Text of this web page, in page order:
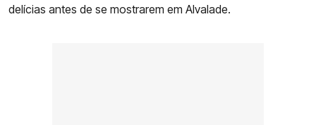
delícias antes de se mostrarem em Alvalade.